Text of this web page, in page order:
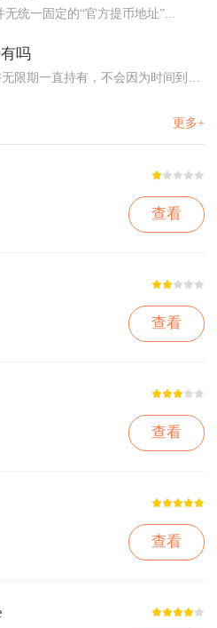
无统一固定的“官方提币地址”...
吗
限期一直持有，不会因为时间到期
更多+
查看
查看
查看
查看